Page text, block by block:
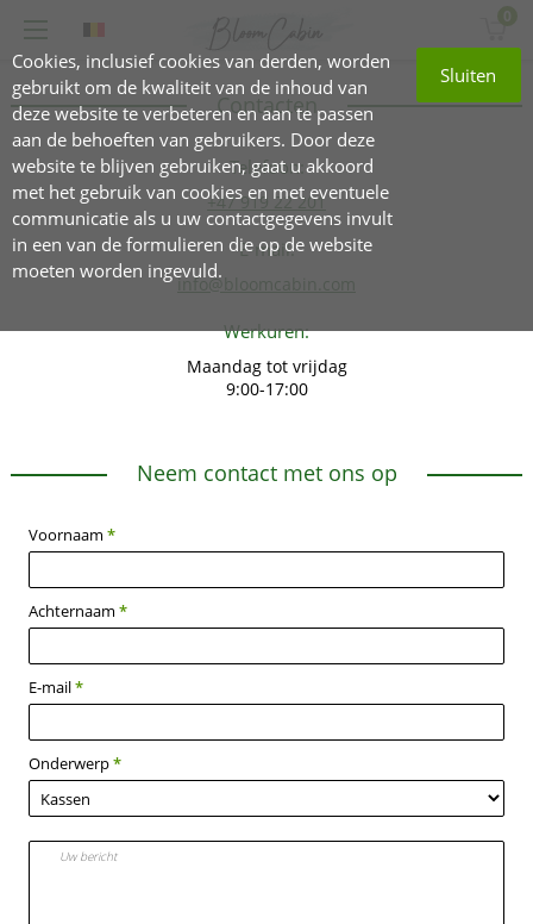
Cookies, inclusief cookies van derden, worden
gebruikt om de kwaliteit van de inhoud van
deze website te verbeteren en aan te passen
aan de behoeften van gebruikers. Door deze
website te blijven gebruiken, gaat u akkoord
met het gebruik van cookies en met eventuele
communicatie als u uw contactgegevens invult
in een van de formulieren die op de website
moeten worden ingevuld.
Sluiten
0
Contacten
Telefoon:
+47 919 22 201
E-mail:
info@bloomcabin.com
Werkuren:
Maandag tot vrijdag
9:00-17:00
Neem contact met ons op
Voornaam *
Achternaam *
E-mail*
Onderwerp*